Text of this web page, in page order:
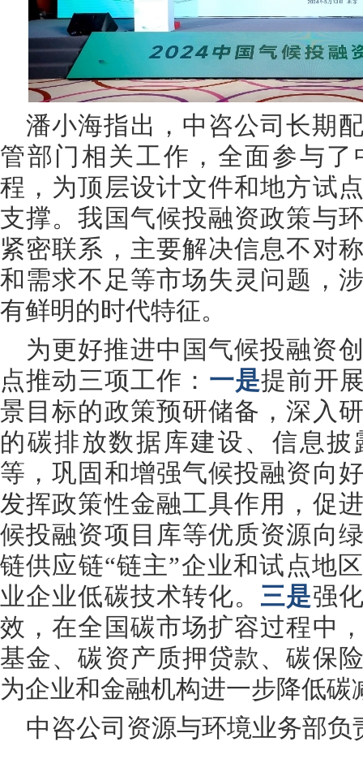
潘小海指出，中咨公司长期
管部门相关工作，全面参与
程，为顶层设计文件和地方试
支撑。我国气候投融资政策与
紧密联系，主要解决信息不对
和需求不足等市场失灵问题，
有鲜明的时代特征。
为更好推进中国气候投融资
点推动三项工作： 一是提前开
景目标的政策预研储备 ，深入
的碳排放数据库建设、信息
等，巩固和增强气候投融资向
发挥政策性金融工具作用，促
候投融资项目库等优质资源向
链供应链“链主”企业和试点地
业企业低碳技术转化。 三是强
效，在全国碳市场扩容过程中
基金、碳资产质押贷款、碳保
为企业和金融机构进一步降低碳
中咨公司资源与环境业务部负